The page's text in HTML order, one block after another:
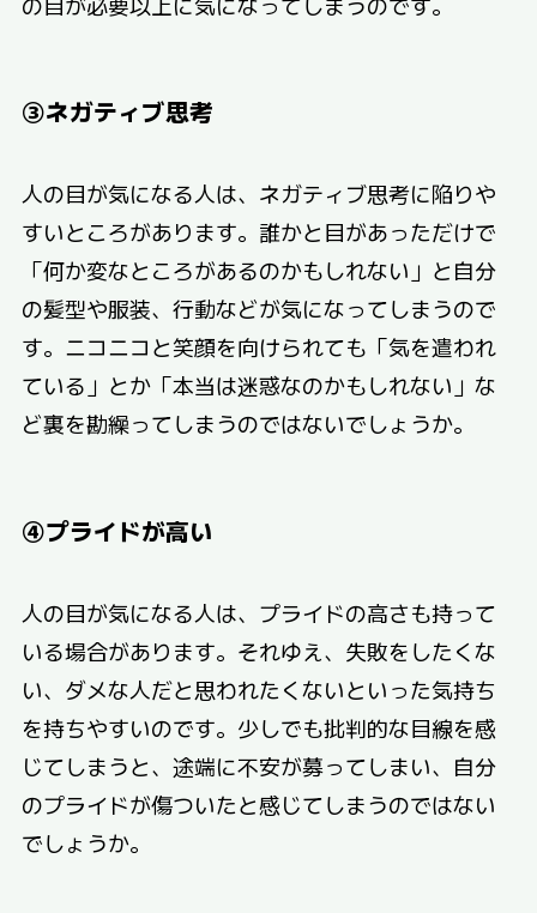
③ネガティブ思考
人の目が気になる人は、ネガティブ思考に陥りや
すいところがあります。誰かと目があっただけで
「何か変なところがあるのかもしれない」と自分
の髪型や服装、行動などが気になってしまうので
す。ニコニコと笑顔を向けられても「気を遣われ
ている」とか「本当は迷惑なのかもしれない」な
ど裏を勘繰ってしまうのではないでしょうか。
④プライドが高い
人の目が気になる人は、プライドの高さも持って
いる場合があります。それゆえ、失敗をしたくな
い、ダメな人だと思われたくないといった気持ち
を持ちやすいのです。少しでも批判的な目線を感
じてしまうと、途端に不安が募ってしまい、自分
のプライドが傷ついたと感じてしまうのではない
でしょうか。